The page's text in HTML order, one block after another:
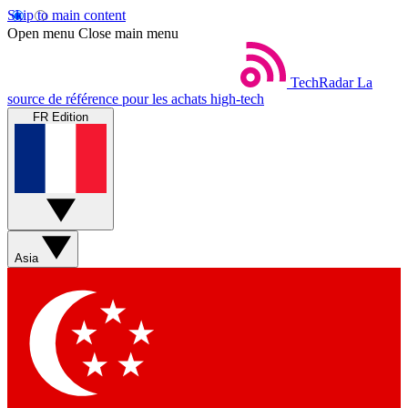
Skip to main content
Open menu Close main menu
TechRadar La
source de référence pour les achats high-tech
FR Edition
Asia